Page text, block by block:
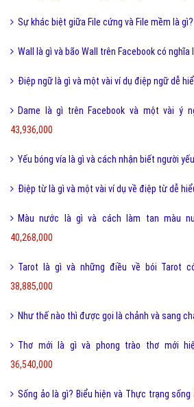
Sự khác biệt giữa File cứng và File mềm là gì?
Wall là gì và bão Wall trên Facebook có nghĩa
Điệp ngữ là gì và một vài ví dụ điệp ngữ dễ
Dame là gì trên Facebook và một vài ý
43,936,000
Yếu bóng vía là gì và cách nhận biết người
Điệp từ là gì và một vài ví dụ về điệp từ dễ
Màu nước là gì và cách làm tan màu
40,268,000
Tarot là gì và những điều về bói Tarot
38,885,000
Như thế nào thì được gọi là chảnh và sang
Thơ mới là gì và phong trào thơ mới
36,540,000
Sống ảo là gì? Biểu hiện và Thực trạng